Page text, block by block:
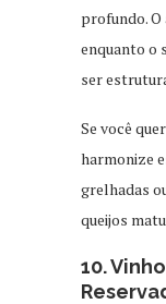
profundo. O
enquanto o
ser
Se você
harmonize
grelhadas
queijos
10.